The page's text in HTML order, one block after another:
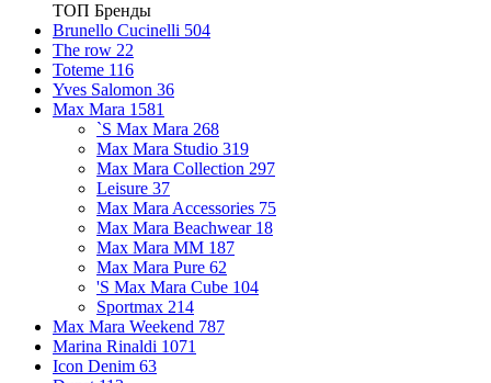
ТОП Бренды
Brunello Cucinelli 504
The row 22
Toteme 116
Yves Salomon 36
Max Mara 1581
`S Max Mara 268
Max Mara Studio 319
Max Mara Collection 297
Leisure 37
Max Mara Accessories 75
Max Mara Beachwear 18
Max Mara MM 187
Max Mara Pure 62
'S Max Mara Cube 104
Sportmax 214
Max Mara Weekend 787
Marina Rinaldi 1071
Icon Denim 63